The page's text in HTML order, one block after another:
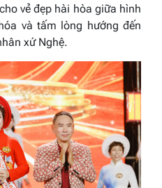
vẻ đẹp hài hòa giữa hình
và tấm lòng hướng đến
xứ Nghệ.